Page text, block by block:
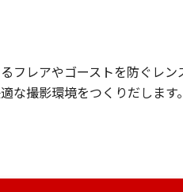
フレアやゴーストを防ぐレン
な撮影環境をつくりだします。